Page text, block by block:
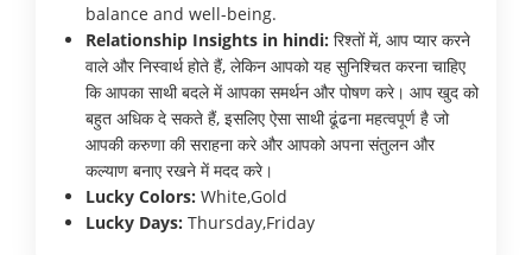
balance and well-being.
Relationship Insights in hindi: रिश्तों में, आप प्यार करने
वाले और निस्वार्थ होते हैं, लेकिन आपको यह सुनिश्चित करना चाहिए
कि आपका साथी बदले में आपका समर्थन और पोषण करे। आप खुद को
बहुत अधिक दे सकते हैं, इसलिए ऐसा साथी ढूंढना महत्वपूर्ण है जो
आपकी करुणा की सराहना करे और आपको अपना संतुलन और
कल्याण बनाए रखने में मदद करे।
Lucky Colors: White,Gold
Lucky Days: Thursday,Friday